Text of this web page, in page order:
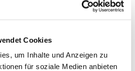
Cookies
um Inhalte und Anzeigen zu
für soziale Medien anbieten
aus Stahl, historische Werkstätten
Der Weg führt vorbei an
angekommen, eröffnet sich den
Rundblick auf die Stadt Ulm
Wetter sind sogar die Alpen zu